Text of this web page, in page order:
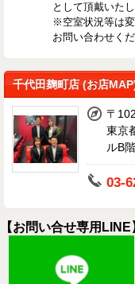
として頂戴いた
※空室状況等は
お問い合わせく
千代田麹町店 (お店
〒
東京
ルB階
03-
【お問い合せ専用LINE